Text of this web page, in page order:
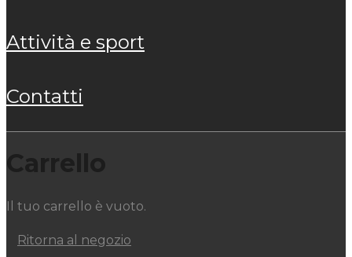
attività e sport
contatti
Carrello
Il tuo carrello è vuoto.
Ritorna al negozio